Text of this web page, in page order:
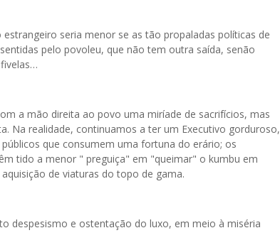
seria menor se as tão propaladas políticas de
pelo povoleu, que não tem outra saída, senão
a mão direita ao povo uma miríade de sacrifícios, mas
Na realidade, continuamos a ter um Executivo gorduroso,
que consumem uma fortuna do erário; os
tido a menor " preguiça" em "queimar" o kumbu em
de viaturas do topo de gama.
despesismo e ostentação do luxo, em meio à miséria